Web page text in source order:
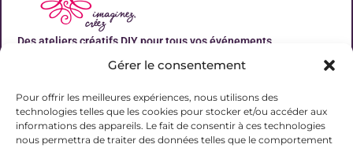
Gérer le consentement
Pour offrir les meilleures expériences, nous utilisons des
technologies telles que les cookies pour stocker et/ou accéder aux
informations des appareils. Le fait de consentir à ces technologies
nous permettra de traiter des données telles que le comportement
Des ateliers créatifs DIY pour tous vos événements
Liens utiles